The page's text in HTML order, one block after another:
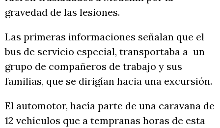
gravedad de las lesiones.
Las primeras informaciones señalan que el
bus de servicio especial, transportaba a un
grupo de compañeros de trabajo y sus
familias, que se dirigían hacia una excursión.
El automotor, hacía parte de una caravana de
12 vehículos que a tempranas horas de esta